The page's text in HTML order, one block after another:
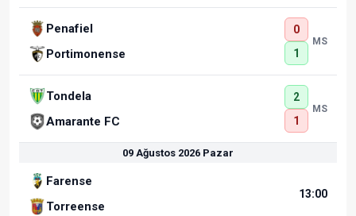
Penafiel
Portimonense
0
1
MS
Tondela
Amarante FC
2
1
MS
09 Ağustos 2026 Pazar
Farense
Torreense
13:00